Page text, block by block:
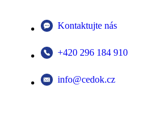
Kontaktujte nás
+420 296 184 910
info@cedok.cz